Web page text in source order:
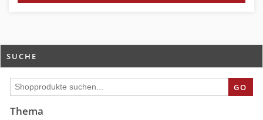
SUCHE
GO
Thema